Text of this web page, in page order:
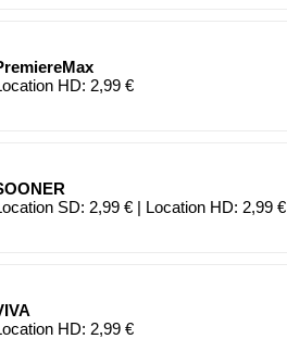
HD: 2,99 €
SD: 2,99 € | Location HD: 2,99 €
HD: 2,99 €